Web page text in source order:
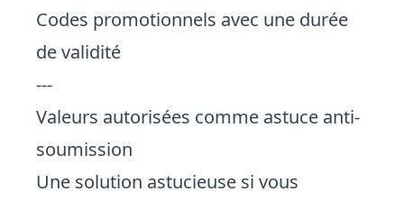
Codes promotionnels avec une durée
de validité
---
Valeurs autorisées comme astuce anti-
soumission
Une solution astucieuse si vous